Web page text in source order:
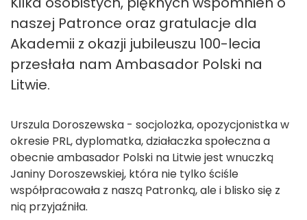
naszej Patronce oraz gratulacje dla
Akademii z okazji jubileuszu 100-lecia
przesłała nam Ambasador Polski na
Litwie.
Urszula Doroszewska - socjolożka, opozycjonistka w
okresie PRL, dyplomatka, działaczka społeczna a
obecnie ambasador Polski na Litwie jest wnuczką
Janiny Doroszewskiej, która nie tylko ściśle
współpracowała z naszą Patronką, ale i blisko się z
nią przyjaźniła.